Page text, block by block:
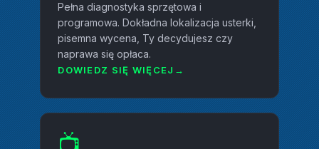
Pełna diagnostyka sprzętowa i
programowa. Dokładna lokalizacja usterki,
pisemna wycena, Ty decydujesz czy
naprawa się opłaca.
DOWIEDZ SIĘ WIĘCEJ